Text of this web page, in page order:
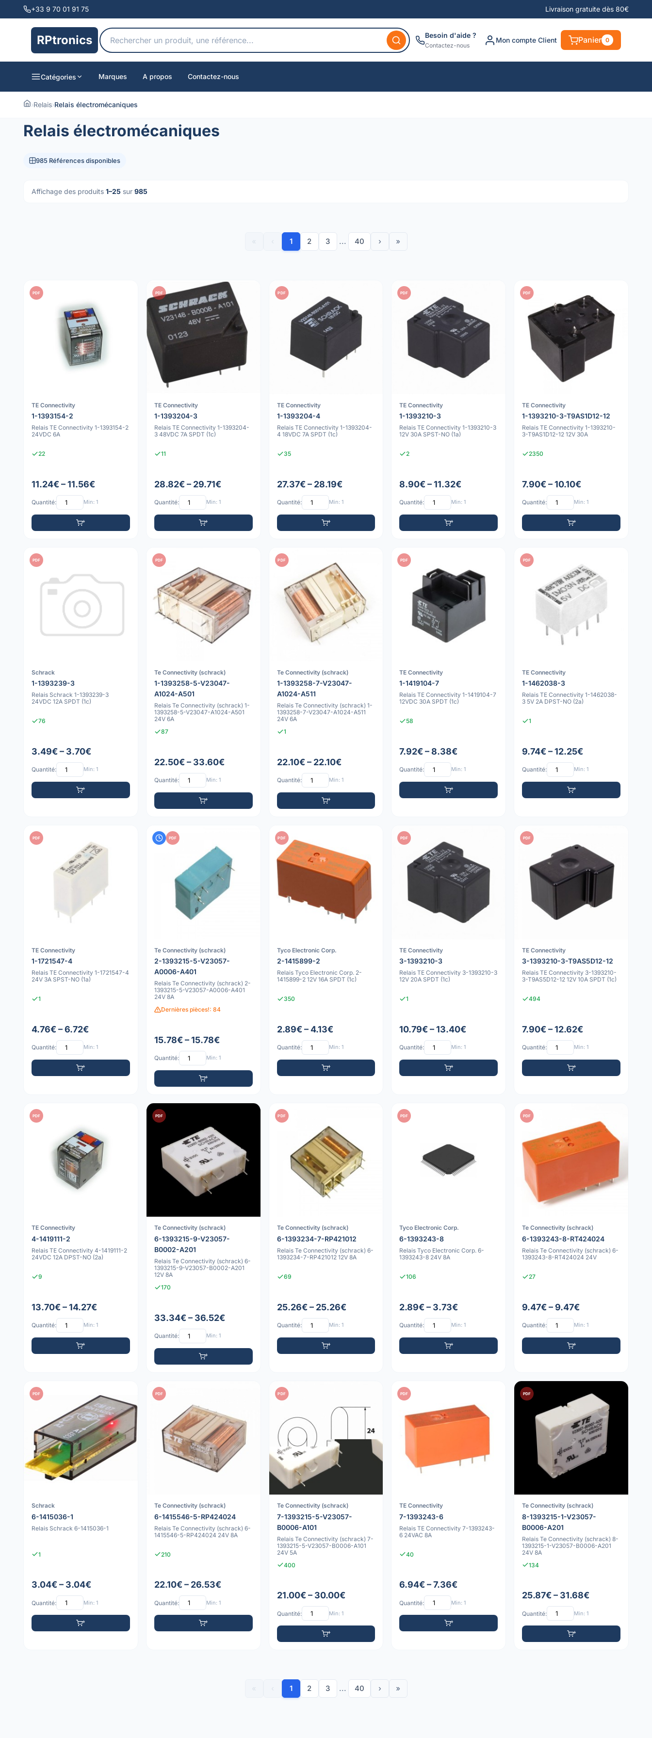
+33 9 70 01 91 75 Livraison gratuite dès 80€
RPtronics Besoin d'aide ?
Contactez-nous
Mon compte Client Panier 0
Catégories Marques A propos Contactez-nous
›Relais›Relais électromécaniques
Relais électromécaniques
985 Références disponibles
Affichage des produits 1–25 sur 985
1 2 3 ... 40 › »
PDF
TE Connectivity
1-1393154-2
Relais TE Connectivity 1-1393154-2
24VDC 6A
22
11.24€ – 11.56€
Quantité: Min: 1
PDF
TE Connectivity
1-1393204-3
Relais TE Connectivity 1-1393204-
3 48VDC 7A SPDT (1c)
11
28.82€ – 29.71€
Quantité: Min: 1
PDF
TE Connectivity
1-1393204-4
Relais TE Connectivity 1-1393204-
4 18VDC 7A SPDT (1c)
35
27.37€ – 28.19€
Quantité: Min: 1
PDF
TE Connectivity
1-1393210-3
Relais TE Connectivity 1-1393210-3
12V 30A SPST-NO (1a)
2
8.90€ – 11.32€
Quantité: Min: 1
PDF
TE Connectivity
1-1393210-3-T9AS1D12-12
Relais TE Connectivity 1-1393210-
3-T9AS1D12-12 12V 30A
2350
7.90€ – 10.10€
Quantité: Min: 1
PDF
Schrack
1-1393239-3
Relais Schrack 1-1393239-3
24VDC 12A SPDT (1c)
76
3.49€ – 3.70€
Quantité: Min: 1
PDF
Te Connectivity (schrack)
1-1393258-5-V23047-
A1024-A501
Relais Te Connectivity (schrack) 1-
1393258-5-V23047-A1024-A501
24V 6A
87
22.50€ – 33.60€
Quantité: Min: 1
PDF
Te Connectivity (schrack)
1-1393258-7-V23047-
A1024-A511
Relais Te Connectivity (schrack) 1-
1393258-7-V23047-A1024-A511
24V 6A
1
22.10€ – 22.10€
Quantité: Min: 1
PDF
TE Connectivity
1-1419104-7
Relais TE Connectivity 1-1419104-7
12VDC 30A SPDT (1c)
58
7.92€ – 8.38€
Quantité: Min: 1
PDF
TE Connectivity
1-1462038-3
Relais TE Connectivity 1-1462038-
3 5V 2A DPST-NO (2a)
1
9.74€ – 12.25€
Quantité: Min: 1
PDF
TE Connectivity
1-1721547-4
Relais TE Connectivity 1-1721547-4
24V 3A SPST-NO (1a)
1
4.76€ – 6.72€
Quantité: Min: 1
PDF
Te Connectivity (schrack)
2-1393215-5-V23057-
A0006-A401
Relais Te Connectivity (schrack) 2-
1393215-5-V23057-A0006-A401
24V 8A
Dernières pièces!: 84
15.78€ – 15.78€
Quantité: Min: 1
PDF
Tyco Electronic Corp.
2-1415899-2
Relais Tyco Electronic Corp. 2-
1415899-2 12V 16A SPDT (1c)
350
2.89€ – 4.13€
Quantité: Min: 1
PDF
TE Connectivity
3-1393210-3
Relais TE Connectivity 3-1393210-3
12V 20A SPDT (1c)
1
10.79€ – 13.40€
Quantité: Min: 1
PDF
TE Connectivity
3-1393210-3-T9AS5D12-12
Relais TE Connectivity 3-1393210-
3-T9AS5D12-12 12V 10A SPDT (1c)
494
7.90€ – 12.62€
Quantité: Min: 1
PDF
TE Connectivity
4-1419111-2
Relais TE Connectivity 4-1419111-2
24VDC 12A DPST-NO (2a)
9
13.70€ – 14.27€
Quantité: Min: 1
PDF
Te Connectivity (schrack)
6-1393215-9-V23057-
B0002-A201
Relais Te Connectivity (schrack) 6-
1393215-9-V23057-B0002-A201
12V 8A
170
33.34€ – 36.52€
Quantité: Min: 1
PDF
Te Connectivity (schrack)
6-1393234-7-RP421012
Relais Te Connectivity (schrack) 6-
1393234-7-RP421012 12V 8A
69
25.26€ – 25.26€
Quantité: Min: 1
PDF
Tyco Electronic Corp.
6-1393243-8
Relais Tyco Electronic Corp. 6-
1393243-8 24V 8A
106
2.89€ – 3.73€
Quantité: Min: 1
PDF
Te Connectivity (schrack)
6-1393243-8-RT424024
Relais Te Connectivity (schrack) 6-
1393243-8-RT424024 24V
27
9.47€ – 9.47€
Quantité: Min: 1
PDF
Schrack
6-1415036-1
Relais Schrack 6-1415036-1
1
3.04€ – 3.04€
Quantité: Min: 1
PDF
Te Connectivity (schrack)
6-1415546-5-RP424024
Relais Te Connectivity (schrack) 6-
1415546-5-RP424024 24V 8A
210
22.10€ – 26.53€
Quantité: Min: 1
PDF
Te Connectivity (schrack)
7-1393215-5-V23057-
B0006-A101
Relais Te Connectivity (schrack) 7-
1393215-5-V23057-B0006-A101
24V 5A
400
21.00€ – 30.00€
Quantité: Min: 1
PDF
TE Connectivity
7-1393243-6
Relais TE Connectivity 7-1393243-
6 24VAC 8A
40
6.94€ – 7.36€
Quantité: Min: 1
PDF
Te Connectivity (schrack)
8-1393215-1-V23057-
B0006-A201
Relais Te Connectivity (schrack) 8-
1393215-1-V23057-B0006-A201
24V 8A
134
25.87€ – 31.68€
Quantité: Min: 1
1 2 3 ... 40 › »